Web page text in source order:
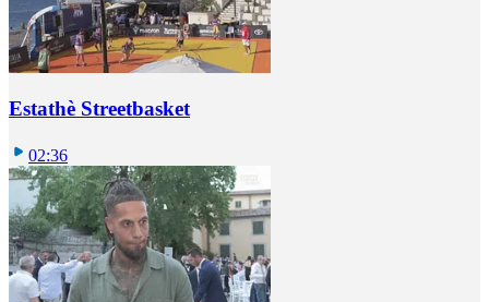
Estathè Streetbasket
02:36